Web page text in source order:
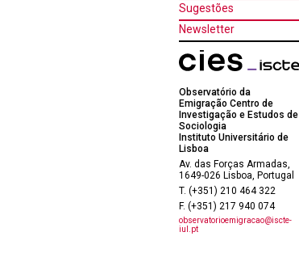
Sugestões
Newsletter
Observatório da
Emigração Centro de
Investigação e Estudos de
Sociologia
Instituto Universitário de
Lisboa
Av. das Forças Armadas,
1649-026 Lisboa, Portugal
T. (+351) 210 464 322
F. (+351) 217 940 074
observatorioemigracao@iscte-
iul.pt